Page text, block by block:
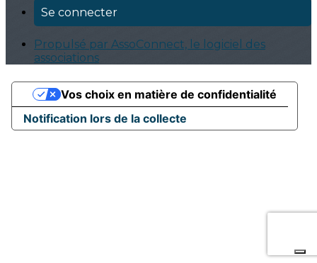
Se connecter
Propulsé par AssoConnect, le logiciel des
associations
Notification lors de la collecte
Vos choix en matière de confidentialité